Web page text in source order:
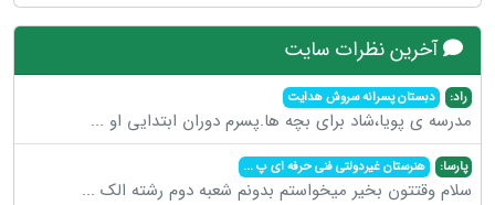
آخرین نظرات سایت
راد: دبستان پسرانه سروش هدایت
مدرسه ی پویا،شاد برای بچه ها.پسرم دوران ابتدایی او ...
پارسا: هنرستان غیردولتی فنی حرفه ای پ...
سلام وقتتون بخیر میخواستم بدونم شعبه دوم رشته الک ...